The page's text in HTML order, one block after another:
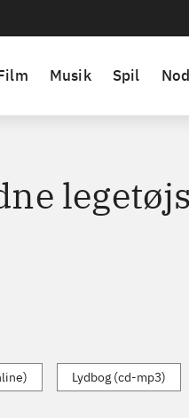
Musik Spil
Lydbog (cd-mp3)